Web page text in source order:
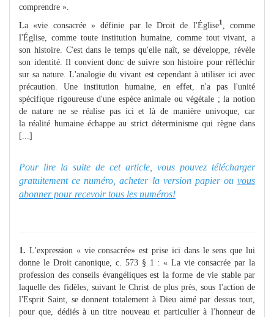
comprendre ».
La «vie consacrée » définie par le Droit de l'Église1
, comme
l'Église, comme toute institution humaine, comme tout vivant, a
son histoire. C'est dans le temps qu'elle naît, se développe, révèle
son identité. Il convient donc de suivre son histoire pour réfléchir
sur sa nature. L'analogie du vivant est cependant à utiliser ici avec
précaution. Une institution humaine, en effet, n'a pas l'unité
spécifique rigoureuse d'une espèce animale ou végétale ; la notion
de nature ne se réalise pas ici et là de manière univoque, car
la réalité humaine échappe au strict déterminisme qui règne dans
[...]
Pour lire la suite de cet article, vous pouvez télécharger
gratuitement ce numéro, acheter la version papier ou vous
abonner pour recevoir tous les numéros!
1. L'expression « vie consacrée» est prise ici dans le sens que lui
donne le Droit canonique, c. 573 § 1 : « La vie consacrée par la
profession des conseils évangéliques est la forme de vie stable par
laquelle des fidèles, suivant le Christ de plus près, sous l'action de
l'Esprit Saint, se donnent totalement à Dieu aimé par dessus tout,
pour que, dédiés à un titre nouveau et particulier à l'honneur de